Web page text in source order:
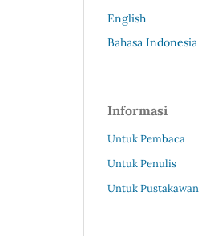
English
Bahasa Indonesia
Informasi
Untuk Pembaca
Untuk Penulis
Untuk Pustakawan